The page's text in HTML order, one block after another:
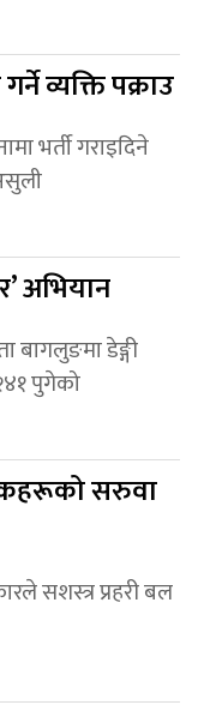
व्यक्ति पक्राउ
भर्ती गराइदिने
अभियान
बागलुङमा डेङ्गी
पुगेको
सरुवा
सशस्त्र प्रहरी बल